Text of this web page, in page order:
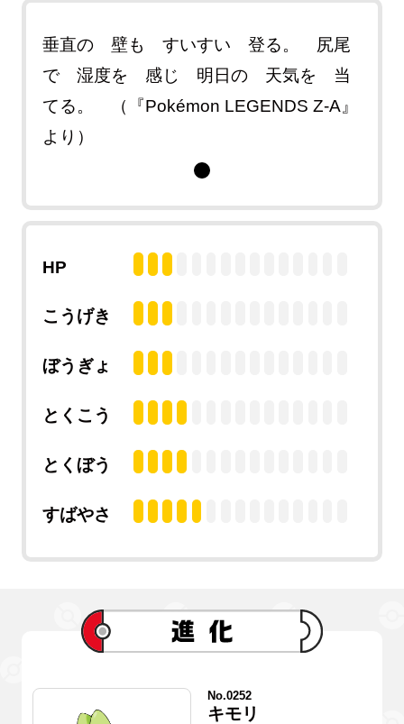
垂直の 壁も すいすい 登る。 尻尾
で 湿度を 感じ 明日の 天気を 当
てる。 （『Pokémon LEGENDS Z-A』
より）
HP
こうげき
ぼうぎょ
とくこう
とくぼう
すばやさ
No.0252
キモリ